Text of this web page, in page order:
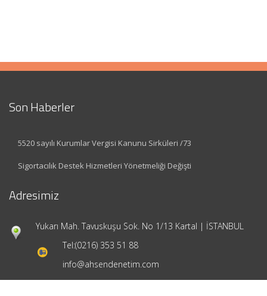
Son Haberler
5520 sayılı Kurumlar Vergisi Kanunu Sirküleri /73
Sigortacılık Destek Hizmetleri Yönetmeliği Değişti
Adresimiz
Yukarı Mah. Tavuskuşu Sok. No 1/13 Kartal | İSTANBUL
Tel:(0216) 353 51 88
info@ahsendenetim.com